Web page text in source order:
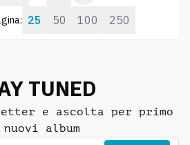
25 50 100 250
TUNED
e ascolta per primo
album